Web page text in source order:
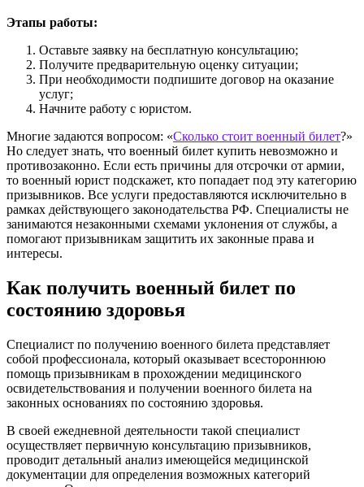
Этапы работы:
Оставьте заявку на бесплатную консультацию;
Получите предварительную оценку ситуации;
При необходимости подпишите договор на оказание
услуг;
Начните работу с юристом.
Многие задаются вопросом: «Сколько стоит военный билет?»
Но следует знать, что военный билет купить невозможно и
противозаконно. Если есть причины для отсрочки от армии,
то военный юрист подскажет, кто попадает под эту категорию
призывников. Все услуги предоставляются исключительно в
рамках действующего законодательства РФ. Специалисты не
занимаются незаконными схемами уклонения от службы, а
помогают призывникам защитить их законные права и
интересы.
Как получить военный билет по
состоянию здоровья
Специалист по получению военного билета представляет
собой профессионала, который оказывает всестороннюю
помощь призывникам в прохождении медицинского
освидетельствования и получении военного билета на
законных основаниях по состоянию здоровья.
В своей ежедневной деятельности такой специалист
осуществляет первичную консультацию призывников,
проводит детальный анализ имеющейся медицинской
документации для определения возможных категорий